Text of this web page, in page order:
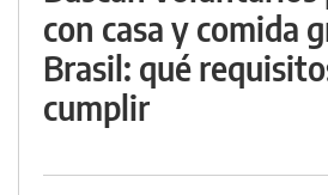
con casa y comida
Brasil: qué
cumplir